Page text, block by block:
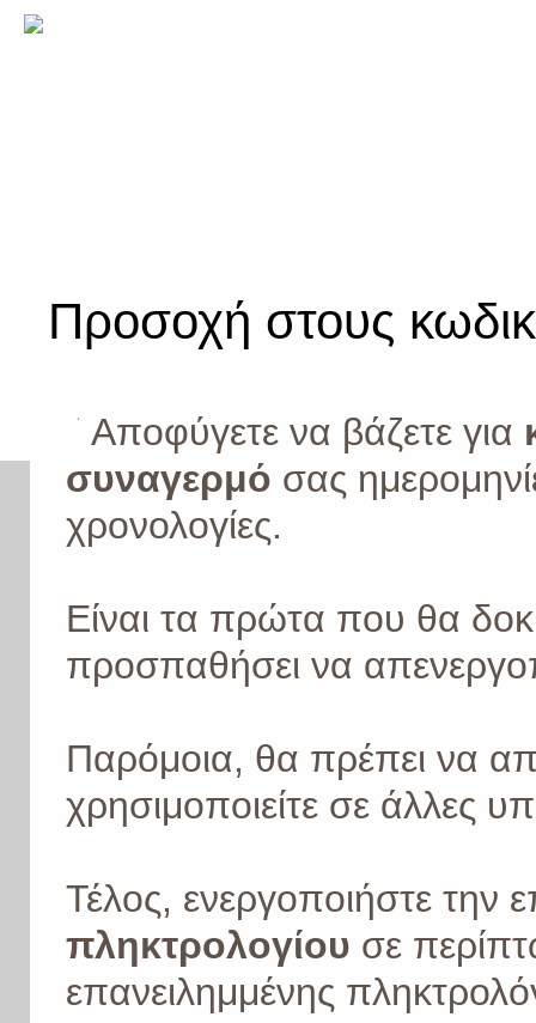
Προσοχή στους
Αποφύγετε να βάζετε για
συναγερμό σας
χρονολογίες.
Είναι τα πρώτα που θα
προσπαθήσει να
Παρόμοια, θα πρέπει να
χρησιμοποιείτε σε άλλες
Τέλος, ενεργοποιήστε την
πληκτρολογίου σε
επανειλημμένης